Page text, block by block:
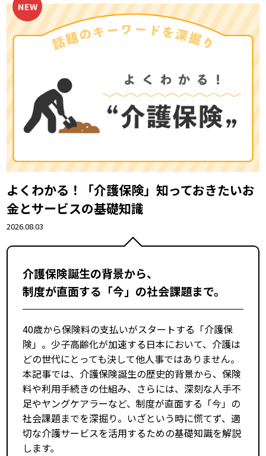
よくわかる！「介護保険」――知っておきたいお
金とサービスの基礎知識
2026.08.03
介護保険誕生の背景から、
制度が直面する「今」の社会課題まで。
40歳から保険料の支払いがスタートする「介護保
険」。少子高齢化が加速する日本において、介護は
どの世代にとっても決して他人事ではありません。
本記事では、介護保険誕生の歴史的背景から、保険
料や利用手続きの仕組み、さらには、深刻な人手不
足やヤングケアラーなど、制度が直面する「今」の
社会課題までを深掘り。いざという時に慌てず、適
切な介護サービスを活用するための基礎知識を解説
します。